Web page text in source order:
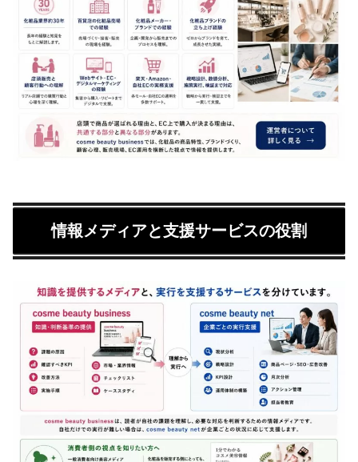
情報メディアと支援サービスの役割